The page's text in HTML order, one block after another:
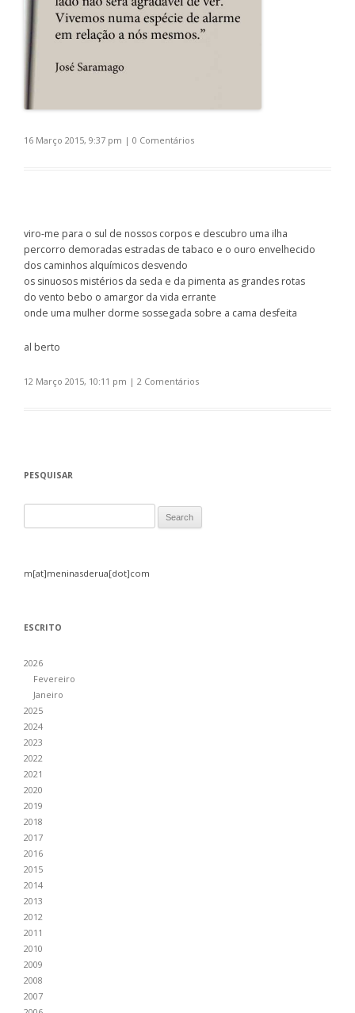
16 Março 2015, 9:37 pm | 0 Comentários
viro-me para o sul de nossos corpos e descubro uma ilha
percorro demoradas estradas de tabaco e o ouro envelhecido
dos caminhos alquímicos desvendo
os sinuosos mistérios da seda e da pimenta as grandes rotas
do vento bebo o amargor da vida errante
onde uma mulher dorme sossegada sobre a cama desfeita
al berto
12 Março 2015, 10:11 pm | 2 Comentários
PESQUISAR
m[at]meninasderua[dot]com
ESCRITO
2026
Fevereiro
Janeiro
2025
2024
2023
2022
2021
2020
2019
2018
2017
2016
2015
2014
2013
2012
2011
2010
2009
2008
2007